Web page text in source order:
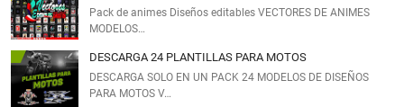
Pack de animes Diseños editables VECTORES DE ANIMES
MODELOS…
DESCARGA 24 PLANTILLAS PARA MOTOS
DESCARGA SOLO EN UN PACK 24 MODELOS DE DISEÑOS
PARA MOTOS V…